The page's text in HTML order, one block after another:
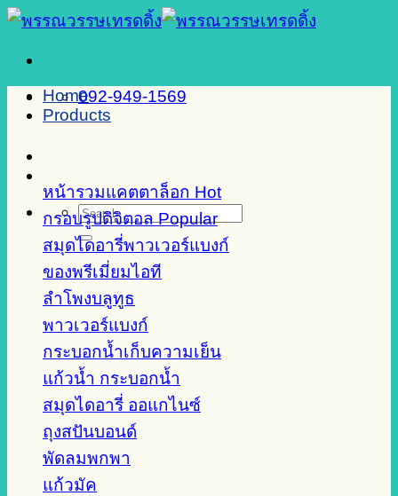
Skip
content
092-949-1569
Search
for:
Home
Products
หน้ารวมแคตตาล็อก
กรอบรูปดิจิตอล
สมุดไดอารี่พาวเวอร์แบงก์
ของพรีเมี่ยมไอที
ลำโพงบลูทูธ
พาวเวอร์แบงก์
กระบอกน้ำเก็บความเย็น
แก้วน้ำ กระบอกน้ำ
สมุดไดอารี่ ออแกไนซ์
ถุงสปันบอนด์
พัดลมพกพา
แก้วมัค